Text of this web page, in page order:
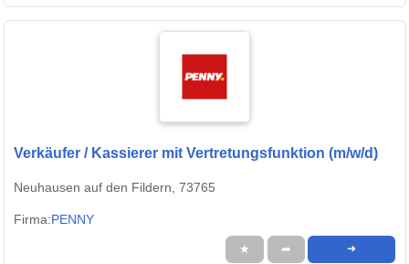
Verkäufer / Kassierer mit Vertretungsfunktion (m/w/d)
Neuhausen auf den Fildern, 73765
Firma:PENNY
★ ➦ ➜